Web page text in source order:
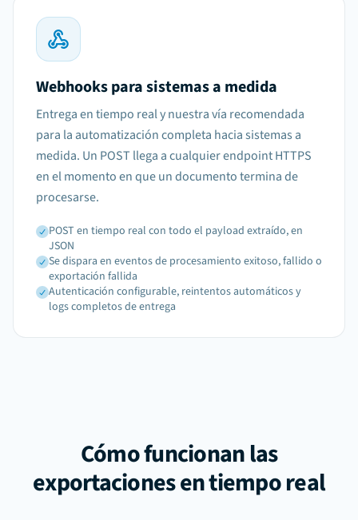
Webhooks para sistemas a medida
Entrega en tiempo real y nuestra vía recomendada
para la automatización completa hacia sistemas a
medida. Un POST llega a cualquier endpoint HTTPS
en el momento en que un documento termina de
procesarse.
POST en tiempo real con todo el payload extraído, en
JSON
Se dispara en eventos de procesamiento exitoso, fallido o
exportación fallida
Autenticación configurable, reintentos automáticos y
logs completos de entrega
Cómo funcionan las
exportaciones en tiempo real